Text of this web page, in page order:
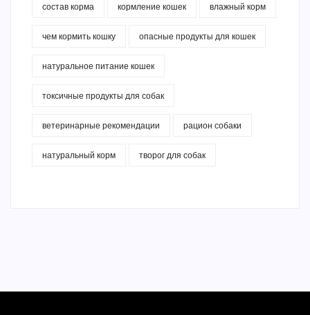
состав корма кормление кошек влажный корм
чем кормить кошку опасные продукты для кошек
натуральное питание кошек
токсичные продукты для собак
ветеринарные рекомендации рацион собаки
натуральный корм творог для собак